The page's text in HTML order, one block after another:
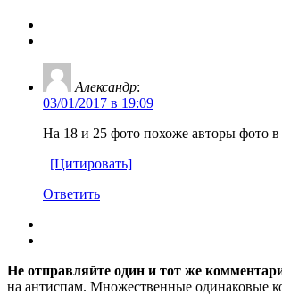
Александр:
03/01/2017 в 19:09
На 18 и 25 фото похоже авторы фото
[Цитировать]
Ответить
Не отправляйте один и тот же
на антиспам. Множественные одинаковые